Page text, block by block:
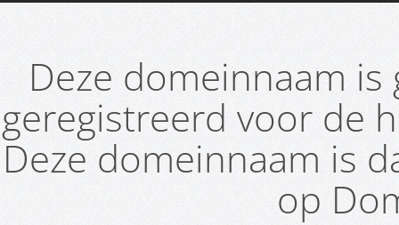
Deze domeinnaam
geregistreerd voor de
Deze domeinnaam is
op